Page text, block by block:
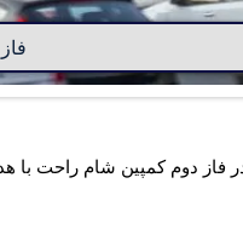
فاز دوم کمپین شام راحت